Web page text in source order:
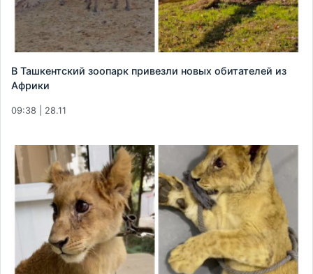
В Ташкентский зоопарк привезли новых обитателей из
Африки
09:38 | 28.11